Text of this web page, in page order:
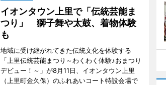
イオンタウン上里で「伝統芸能ま
つり」 獅子舞や太鼓、着物体験
も
地域に受け継がれてきた伝統文化を体験する
「上里伝統芸能まつり～わくわく体験♪おまつり
デビュー！～」が8月11日、イオンタウン上里
（上里町金久保）のふれあいコート特設会場で